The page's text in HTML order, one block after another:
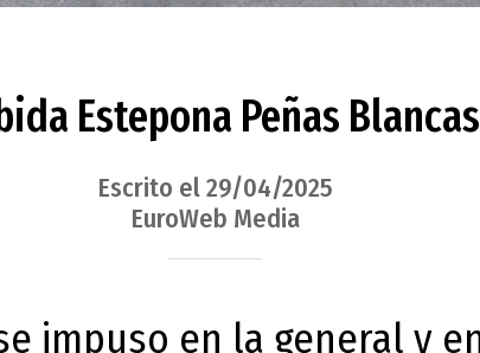
Estepona Peñas Blancas
Escrito el 29/04/2025
EuroWeb Media
impuso en la general y